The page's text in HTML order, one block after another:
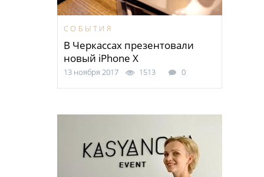
СОБЫТИЯ
В Черкассах презентовали
новый iPhone X
13 ноября 2017 1513 0